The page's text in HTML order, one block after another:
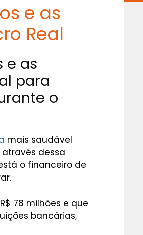
e as
Real
e as
para
o
mais saudável
dessa
o financeiro de
78 milhões e que
bancárias,